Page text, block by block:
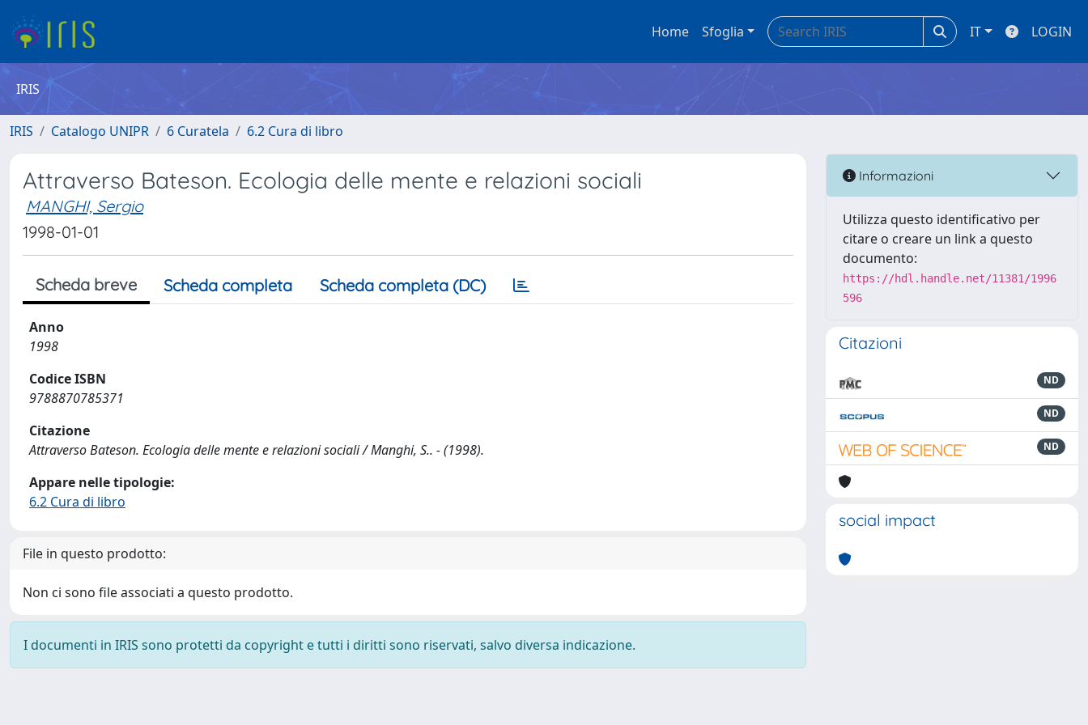
Home Sfoglia IT LOGIN
IRIS
IRIS Catalogo UNIPR 6 Curatela 6.2 Cura di libro
Attraverso Bateson. Ecologia delle mente e relazioni sociali
MANGHI, Sergio
1998-01-01
Scheda breve Scheda completa Scheda completa (DC)
Anno
1998
Codice ISBN
9788870785371
Citazione
Attraverso Bateson. Ecologia delle mente e relazioni sociali / Manghi, S.. - (1998).
Appare nelle tipologie:
6.2 Cura di libro
File in questo prodotto:
Non ci sono file associati a questo prodotto.
I documenti in IRIS sono protetti da copyright e tutti i diritti sono riservati, salvo diversa indicazione.
Informazioni
Utilizza questo identificativo per
citare o creare un link a questo
documento:
https://hdl.handle.net/11381/1996
596
Citazioni
ND
ND
ND
social impact